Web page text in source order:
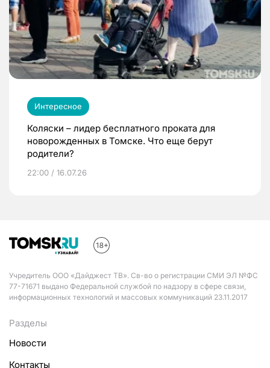
Интересное
Коляски – лидер бесплатного проката для
новорожденных в Томске. Что еще берут
родители?
22:00 / 16.07.26
Учредитель ООО «Дайджест ТВ». Св-во о регистрации СМИ ЭЛ №ФС
77-71671 выдано Федеральной службой по надзору в сфере связи,
информационных технологий и массовых коммуникаций 23.11.2017
Разделы
Новости
Контакты